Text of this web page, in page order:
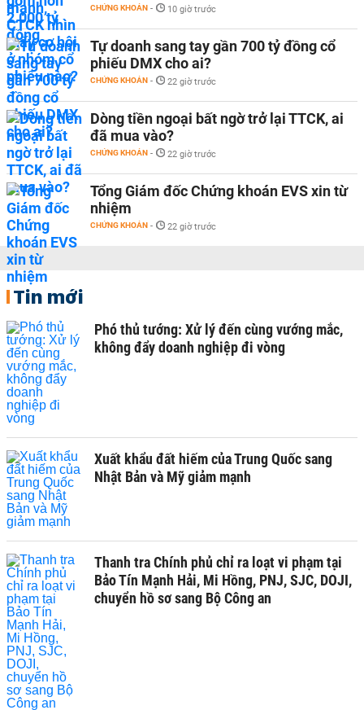
CHỨNG KHOÁN - 10 giờ trước
Tự doanh sang tay gần 700 tỷ đồng cổ
phiếu DMX cho ai?
CHỨNG KHOÁN - 22 giờ trước
Dòng tiền ngoại bất ngờ trở lại TTCK, ai
đã mua vào?
CHỨNG KHOÁN - 22 giờ trước
Tổng Giám đốc Chứng khoán EVS xin từ
nhiệm
CHỨNG KHOÁN - 22 giờ trước
Tin mới
Phó thủ tướng: Xử lý đến cùng vướng mắc,
không đẩy doanh nghiệp đi vòng
Xuất khẩu đất hiếm của Trung Quốc sang
Nhật Bản và Mỹ giảm mạnh
Thanh tra Chính phủ chỉ ra loạt vi phạm tại
Bảo Tín Mạnh Hải, Mi Hồng, PNJ, SJC, DOJI,
chuyển hồ sơ sang Bộ Công an